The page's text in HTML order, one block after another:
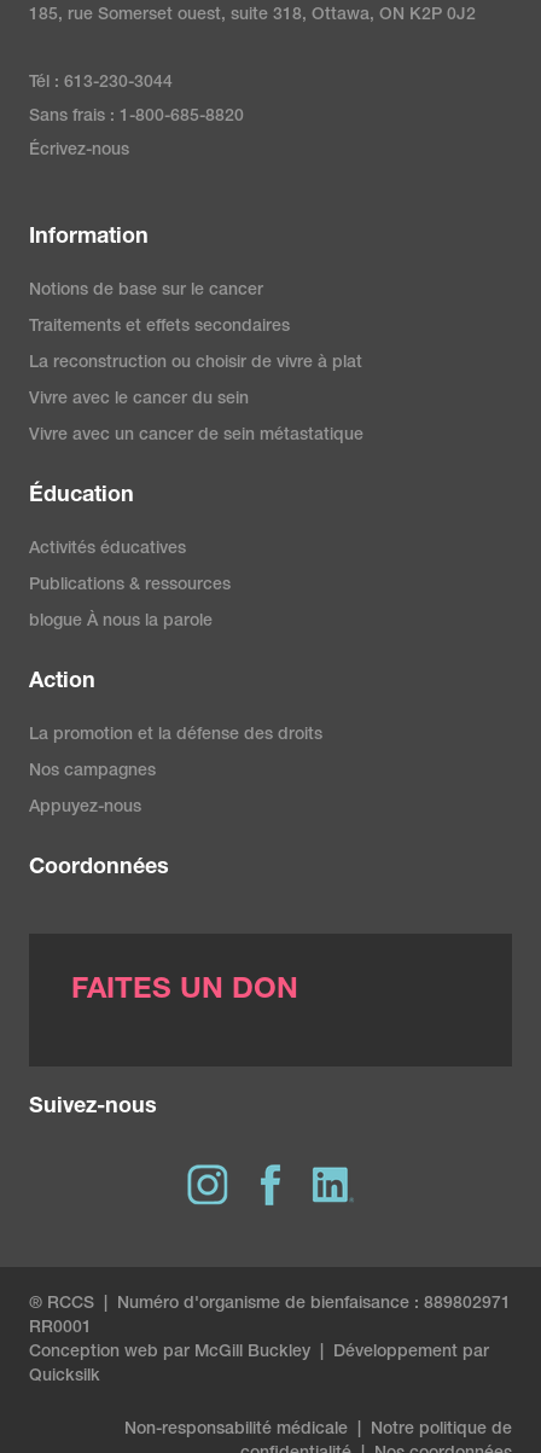
185, rue Somerset ouest, suite 318, Ottawa, ON K2P 0J2
Tél : 613-230-3044
Sans frais : 1-800-685-8820
Écrivez-nous
Information
Notions de base sur le cancer
Traitements et effets secondaires
La reconstruction ou choisir de vivre à plat
Vivre avec le cancer du sein
Vivre avec un cancer de sein métastatique
Éducation
Activités éducatives
Publications & ressources
blogue À nous la parole
Action
La promotion et la défense des droits
Nos campagnes
Appuyez-nous
Coordonnées
FAITES UN DON
Suivez-nous
® RCCS | Numéro d'organisme de bienfaisance : 889802971
RR0001
Conception web par McGill Buckley
Développement par
Quicksilk
Non-responsabilité médicale
Notre politique de